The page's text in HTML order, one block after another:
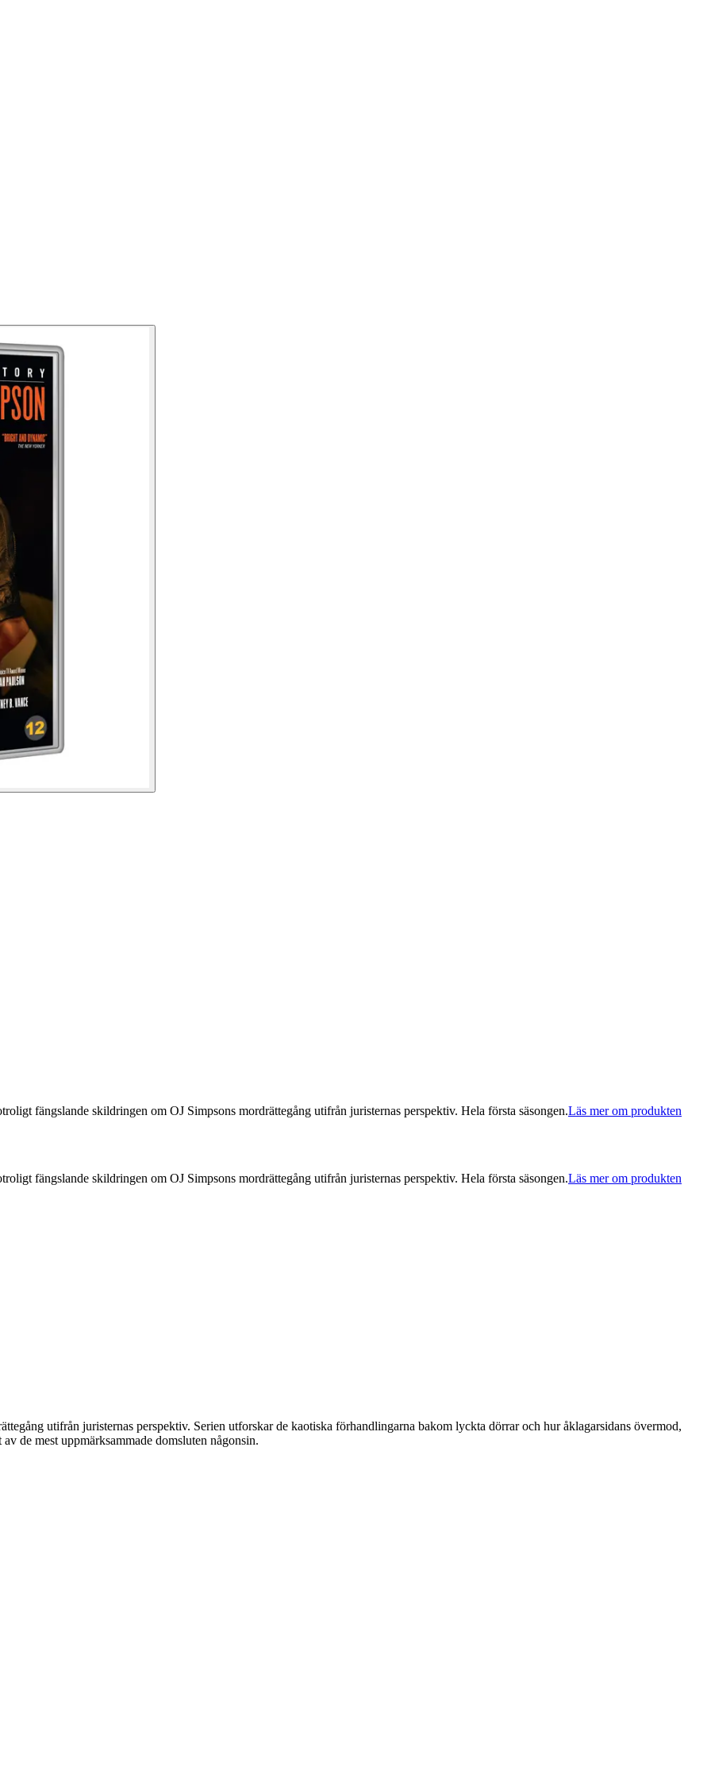
fängslande skildringen om OJ Simpsons mordrättegång utifrån juristernas perspektiv. Hela första säsongen.Läs mer om produkten
fängslande skildringen om OJ Simpsons mordrättegång utifrån juristernas perspektiv. Hela första säsongen.Läs mer om produkten
utifrån juristernas perspektiv. Serien utforskar de kaotiska förhandlingarna bakom lyckta dörrar och hur åklagarsidans övermod,
de mest uppmärksammade domsluten någonsin.